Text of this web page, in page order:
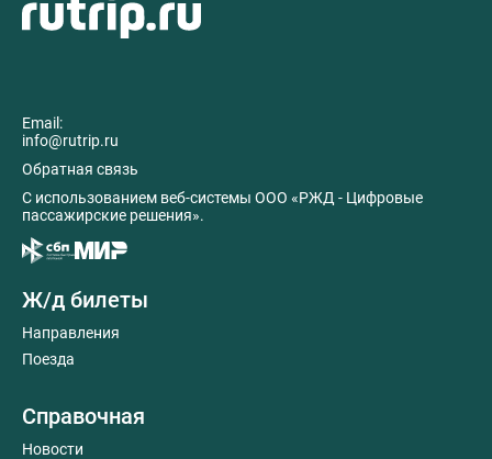
Email:
info@rutrip.ru
Обратная связь
C использованием веб-системы ООО «РЖД - Цифровые
пассажирские решения».
Ж/д билеты
Направления
Поезда
Справочная
Новости